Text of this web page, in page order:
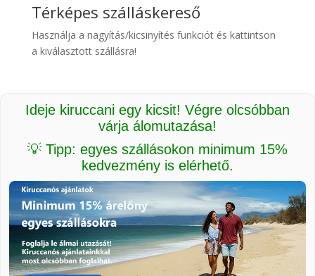
Térképes szálláskereső
Használja a nagyítás/kicsinyítés funkciót és kattintson
a kiválasztott szállásra!
Ideje kiruccani egy kicsit! Végre olcsóbban
várja álomutazása!
💡 Tipp: egyes szállásokon minimum 15%
kedvezmény is elérhető.